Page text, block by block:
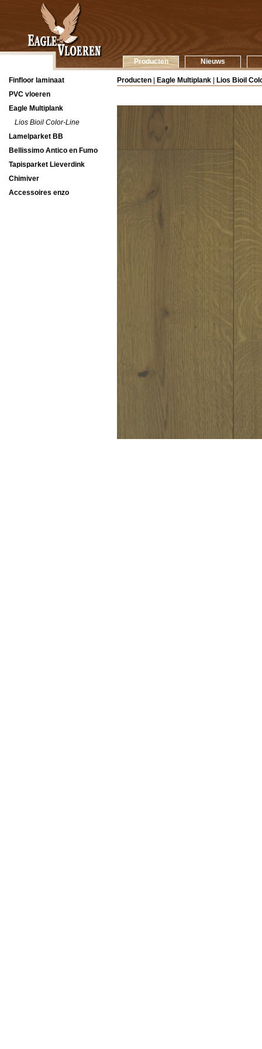
Producten Nieuws
Finfloor laminaat
PVC vloeren
Eagle Multiplank
Lios Bioil Color-Line
Lamelparket BB
Bellissimo Antico en Fumo
Tapisparket Lieverdink
Chimiver
Accessoires enzo
Producten Eagle Multiplank Lios Bioil